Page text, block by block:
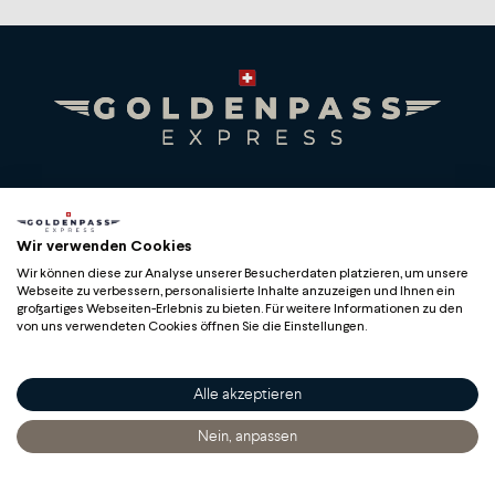
Compagnie du Chemin de Fer Montreux Oberland
bernois SA
BLS AG
Copyright
Wir verwenden Cookies
Wir können diese zur Analyse unserer Besucherdaten platzieren, um unsere
Webseite zu verbessern, personalisierte Inhalte anzuzeigen und Ihnen ein
großartiges Webseiten-Erlebnis zu bieten. Für weitere Informationen zu den
von uns verwendeten Cookies öffnen Sie die Einstellungen.
Alle akzeptieren
Nein, anpassen